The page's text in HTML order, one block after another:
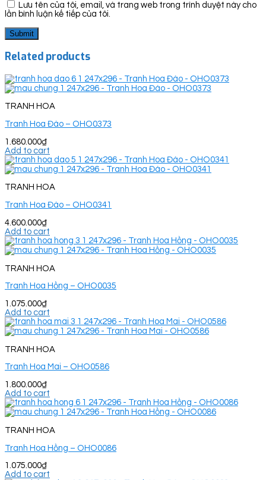
Lưu tên của tôi, email, và trang web trong trình duyệt này cho
lần bình luận kế tiếp của tôi.
Related products
TRANH HOA
Tranh Hoa Đào – OHO0373
1.680.000₫
Add to cart
TRANH HOA
Tranh Hoa Đào – OHO0341
4.600.000₫
Add to cart
TRANH HOA
Tranh Hoa Hồng – OHO0035
1.075.000₫
Add to cart
TRANH HOA
Tranh Hoa Mai – OHO0586
1.800.000₫
Add to cart
TRANH HOA
Tranh Hoa Hồng – OHO0086
1.075.000₫
Add to cart